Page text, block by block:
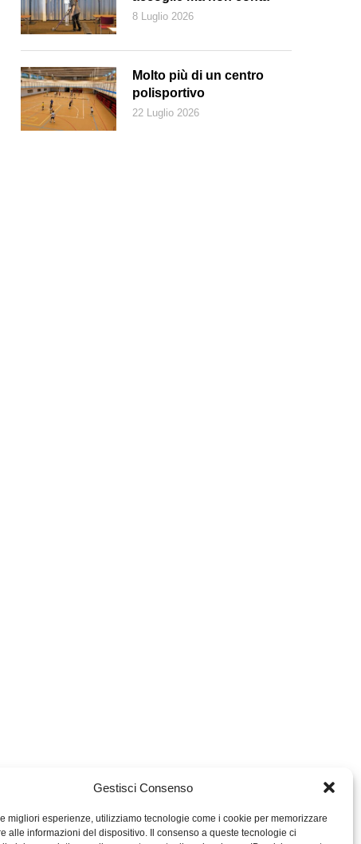
Gestisci Consenso
migliori esperienze, utilizziamo tecnologie come i cookie per memorizzare
alle informazioni del dispositivo. Il consenso a queste tecnologie ci
8 Luglio 2026
Molto più di un centro
polisportivo
22 Luglio 2026